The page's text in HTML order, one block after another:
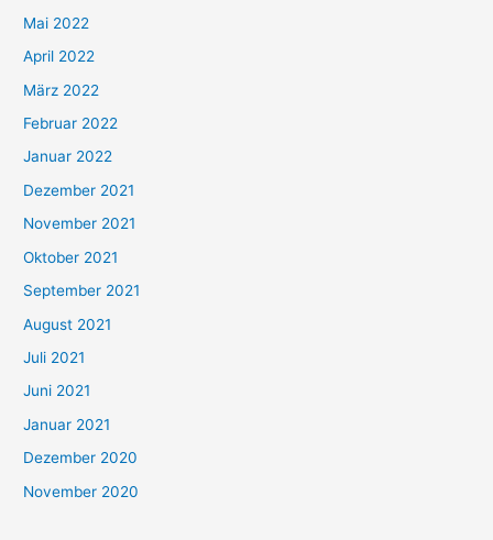
Mai 2022
April 2022
März 2022
Februar 2022
Januar 2022
Dezember 2021
November 2021
Oktober 2021
September 2021
August 2021
Juli 2021
Juni 2021
Januar 2021
Dezember 2020
November 2020